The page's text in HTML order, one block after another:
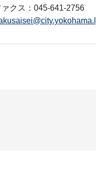
ァクス：045-641-2756